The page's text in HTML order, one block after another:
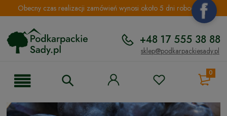
Obecny czas realizacji zamówień wynosi około 5 dni roboczych.
+48 17 555 38 88
sklep@podkarpackiesady.pl
0